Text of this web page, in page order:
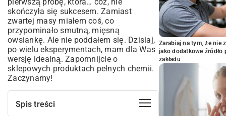
skończyła się sukcesem. Zamiast
zwartej masy miałem coś, co
przypominało smutną, mięsną
owsiankę. Ale nie poddałem się. Dzisiaj,
po wielu eksperymentach, mam dla Was
wersję idealną. Zapomnijcie o
sklepowych produktach pełnych chemii.
Zaczynamy!
Spis treści
Zarabiaj na tym, że nie
jako dodatkowe
zakładu